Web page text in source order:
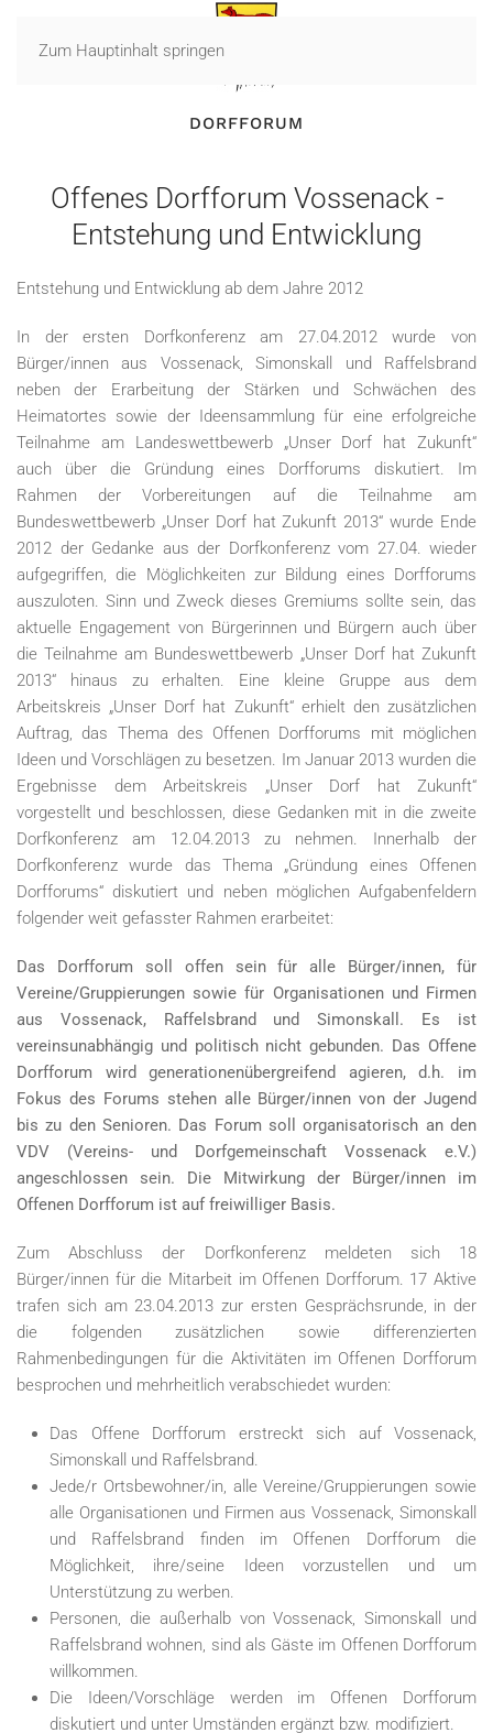
Zum Hauptinhalt springen
DORFFORUM
Offenes Dorfforum Vossenack -
Entstehung und Entwicklung
Entstehung und Entwicklung ab dem Jahre 2012
In der ersten Dorfkonferenz am 27.04.2012 wurde von
Bürger/innen aus Vossenack, Simonskall und Raffelsbrand
neben der Erarbeitung der Stärken und Schwächen des
Heimatortes sowie der Ideensammlung für eine erfolgreiche
Teilnahme am Landeswettbewerb „Unser Dorf hat Zukunft“
auch über die Gründung eines Dorfforums diskutiert. Im
Rahmen der Vorbereitungen auf die Teilnahme am
Bundeswettbewerb „Unser Dorf hat Zukunft 2013“ wurde Ende
2012 der Gedanke aus der Dorfkonferenz vom 27.04. wieder
aufgegriffen, die Möglichkeiten zur Bildung eines Dorfforums
auszuloten. Sinn und Zweck dieses Gremiums sollte sein, das
aktuelle Engagement von Bürgerinnen und Bürgern auch über
die Teilnahme am Bundeswettbewerb „Unser Dorf hat Zukunft
2013“ hinaus zu erhalten. Eine kleine Gruppe aus dem
Arbeitskreis „Unser Dorf hat Zukunft“ erhielt den zusätzlichen
Auftrag, das Thema des Offenen Dorfforums mit möglichen
Ideen und Vorschlägen zu besetzen. Im Januar 2013 wurden die
Ergebnisse dem Arbeitskreis „Unser Dorf hat Zukunft“
vorgestellt und beschlossen, diese Gedanken mit in die zweite
Dorfkonferenz am 12.04.2013 zu nehmen. Innerhalb der
Dorfkonferenz wurde das Thema „Gründung eines Offenen
Dorfforums“ diskutiert und neben möglichen Aufgabenfeldern
folgender weit gefasster Rahmen erarbeitet:
Das Dorfforum soll offen sein für alle Bürger/innen, für
Vereine/Gruppierungen sowie für Organisationen und Firmen
aus Vossenack, Raffelsbrand und Simonskall. Es ist
vereinsunabhängig und politisch nicht gebunden. Das Offene
Dorfforum wird generationenübergreifend agieren, d.h. im
Fokus des Forums stehen alle Bürger/innen von der Jugend
bis zu den Senioren. Das Forum soll organisatorisch an den
VDV (Vereins- und Dorfgemeinschaft Vossenack e.V.)
angeschlossen sein. Die Mitwirkung der Bürger/innen im
Offenen Dorfforum ist auf freiwilliger Basis.
Zum Abschluss der Dorfkonferenz meldeten sich 18
Bürger/innen für die Mitarbeit im Offenen Dorfforum. 17 Aktive
trafen sich am 23.04.2013 zur ersten Gesprächsrunde, in der
die folgenden zusätzlichen sowie differenzierten
Rahmenbedingungen für die Aktivitäten im Offenen Dorfforum
besprochen und mehrheitlich verabschiedet wurden:
Das Offene Dorfforum erstreckt sich auf Vossenack,
Simonskall und Raffelsbrand.
Jede/r Ortsbewohner/in, alle Vereine/Gruppierungen sowie
alle Organisationen und Firmen aus Vossenack, Simonskall
und Raffelsbrand finden im Offenen Dorfforum die
Möglichkeit, ihre/seine Ideen vorzustellen und um
Unterstützung zu werben.
Personen, die außerhalb von Vossenack, Simonskall und
Raffelsbrand wohnen, sind als Gäste im Offenen Dorfforum
willkommen.
Die Ideen/Vorschläge werden im Offenen Dorfforum
diskutiert und unter Umständen ergänzt bzw. modifiziert.